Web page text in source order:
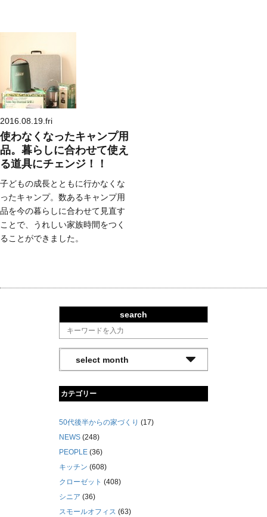
2016.08.19.fri
使わなくなったキャンプ用
品。暮らしに合わせて使え
る道具にチェンジ！！
子どもの成長とともに行かなくな
ったキャンプ。数あるキャンプ用
品を今の暮らしに合わせて見直す
ことで、うれしい家族時間をつく
ることができました。
search
カテゴリー
50代後半からの家づくり (17)
NEWS (248)
PEOPLE (36)
キッチン (608)
クローゼット (408)
シニア (36)
スモールオフィス (63)